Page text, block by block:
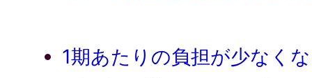
1期あたりの負担が少なく